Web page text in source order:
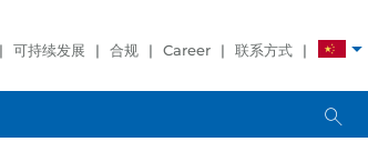
可持续发展 合规 Career 联系方式